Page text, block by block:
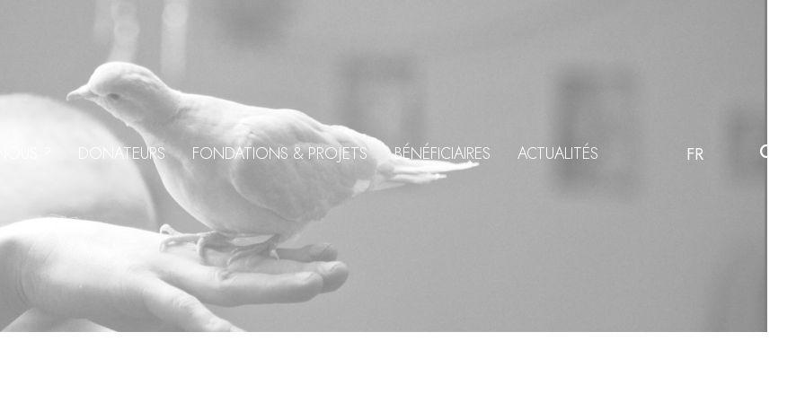
? DONATEURS FONDATIONS & PROJETS BÉNÉFICIAIRES ACTUALITÉS FR